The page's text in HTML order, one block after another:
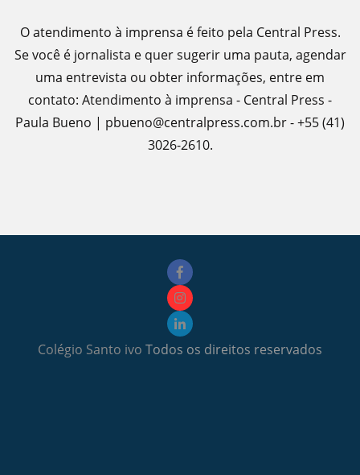
O atendimento à imprensa é feito pela Central Press.
Se você é jornalista e quer sugerir uma pauta, agendar
uma entrevista ou obter informações, entre em
contato: Atendimento à imprensa - Central Press -
Paula Bueno | pbueno@centralpress.com.br - +55 (41)
3026-2610.
Colégio Santo ivo Todos os direitos reservados